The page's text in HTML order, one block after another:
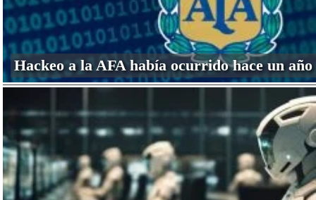
Hackeo a la AFA había ocurrido hace un año